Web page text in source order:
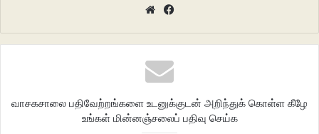
குளிரி, கருங்குளிரி, குழிப்பாம்பு, அணைக்குத்தி,
பொரிவிலாங்கு போன்ற பல இனங்கள் காணப்படுகின்றன. வயலில் மேயும் மலங்கு
தொழிலாளர்கள்
Website
வாசகசாலை பதிவேற்றங்களை உடனுக்குடன் அறிந்துக் கொள்ள கீழே
உங்கள் மின்னஞ்சலைப் பதிவு செய்க